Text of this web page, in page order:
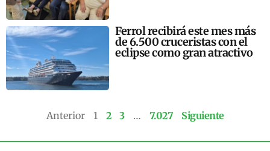
Ferrol recibirá este mes más
de 6.500 cruceristas con el
eclipse como gran atractivo
Anterior 1 2 3 … 7.027 Siguiente